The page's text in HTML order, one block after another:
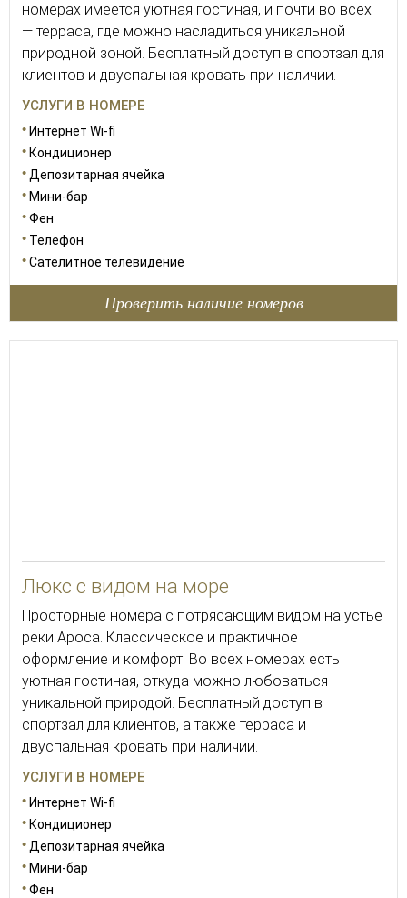
номерах имеется уютная гостиная, и почти во всех
— терраса, где можно насладиться уникальной
природной зоной. Бесплатный доступ в спортзал для
клиентов и двуспальная кровать при наличии.
УСЛУГИ В НОМЕРЕ
Интернет Wi-fi
Кондиционер
Депозитарная ячейка
Мини-бар
Фен
Телефон
Сателитное телевидение
Проверить наличие номеров
Люкс с видом на море
Просторные номера с потрясающим видом на устье
реки Ароса. Классическое и практичное
оформление и комфорт. Во всех номерах есть
уютная гостиная, откуда можно любоваться
уникальной природой. Бесплатный доступ в
спортзал для клиентов, а также терраса и
двуспальная кровать при наличии.
УСЛУГИ В НОМЕРЕ
Интернет Wi-fi
Кондиционер
Депозитарная ячейка
Мини-бар
Фен